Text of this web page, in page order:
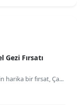
Gezi Fırsatı
harika bir fırsat, Ça...